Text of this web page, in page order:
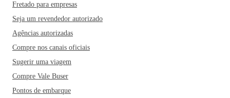
Fretado para empresas
Seja um revendedor autorizado
Agências autorizadas
Compre nos canais oficiais
Sugerir uma viagem
Compre Vale Buser
Pontos de embarque